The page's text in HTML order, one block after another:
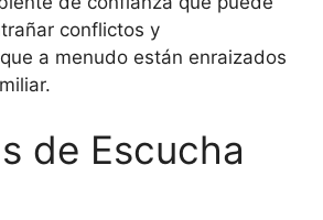
conflictos y
a menudo están enraizados
de Escucha